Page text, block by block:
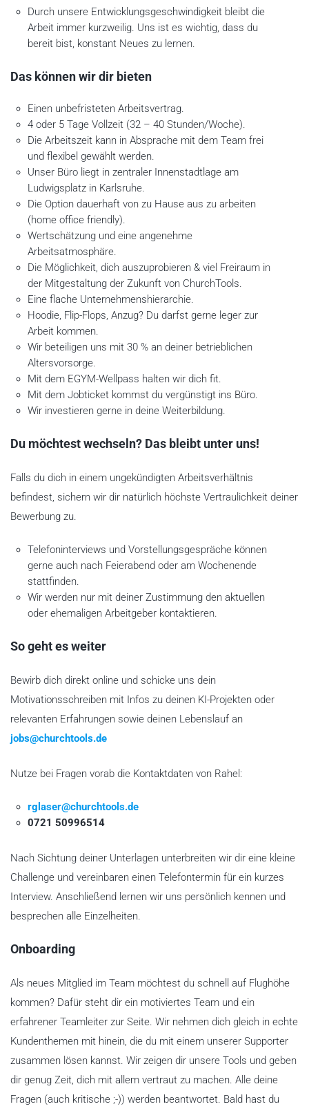
Durch unsere Entwicklungsgeschwindigkeit bleibt die
Arbeit immer kurzweilig. Uns ist es wichtig, dass du
bereit bist, konstant Neues zu lernen.
Das können wir dir bieten
Einen unbefristeten Arbeitsvertrag.
4 oder 5 Tage Vollzeit (32 – 40 Stunden/Woche).
Die Arbeitszeit kann in Absprache mit dem Team frei
und flexibel gewählt werden.
Unser Büro liegt in zentraler Innenstadtlage am
Ludwigsplatz in Karlsruhe.
Die Option dauerhaft von zu Hause aus zu arbeiten
(home office friendly).
Wertschätzung und eine angenehme
Arbeitsatmosphäre.
Die Möglichkeit, dich auszuprobieren & viel Freiraum in
der Mitgestaltung der Zukunft von ChurchTools.
Eine flache Unternehmenshierarchie.
Hoodie, Flip-Flops, Anzug? Du darfst gerne leger zur
Arbeit kommen.
Wir beteiligen uns mit 30 % an deiner betrieblichen
Altersvorsorge.
Mit dem EGYM-Wellpass halten wir dich fit.
Mit dem Jobticket kommst du vergünstigt ins Büro.
Wir investieren gerne in deine Weiterbildung.
Du möchtest wechseln? Das bleibt unter uns!
Falls du dich in einem ungekündigten Arbeitsverhältnis
befindest, sichern wir dir natürlich höchste Vertraulichkeit deiner
Bewerbung zu.
Telefoninterviews und Vorstellungsgespräche können
gerne auch nach Feierabend oder am Wochenende
stattfinden.
Wir werden nur mit deiner Zustimmung den aktuellen
oder ehemaligen Arbeitgeber kontaktieren.
So geht es weiter
Bewirb dich direkt online und schicke uns dein
Motivationsschreiben mit Infos zu deinen KI-Projekten oder
relevanten Erfahrungen sowie deinen Lebenslauf an
jobs@churchtools.de
Nutze bei Fragen vorab die Kontaktdaten von Rahel:
rglaser@churchtools.de
0721 50996514
Nach Sichtung deiner Unterlagen unterbreiten wir dir eine kleine
Challenge und vereinbaren einen Telefontermin für ein kurzes
Interview. Anschließend lernen wir uns persönlich kennen und
besprechen alle Einzelheiten.
Onboarding
Als neues Mitglied im Team möchtest du schnell auf Flughöhe
kommen? Dafür steht dir ein motiviertes Team und ein
erfahrener Teamleiter zur Seite. Wir nehmen dich gleich in echte
Kundenthemen mit hinein, die du mit einem unserer Supporter
zusammen lösen kannst. Wir zeigen dir unsere Tools und geben
dir genug Zeit, dich mit allem vertraut zu machen. Alle deine
Fragen (auch kritische ;-)) werden beantwortet. Bald hast du